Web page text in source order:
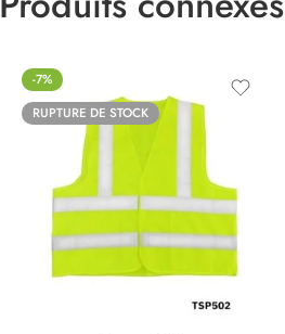
-7%
RUPTURE DE STOCK